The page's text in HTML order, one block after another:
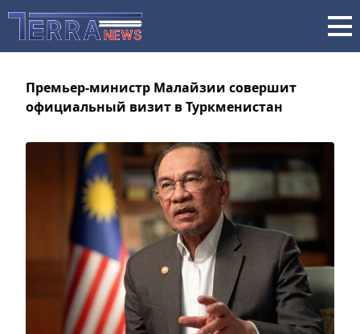
Премьер-министр Малайзии совершит
официальный визит в Туркменистан